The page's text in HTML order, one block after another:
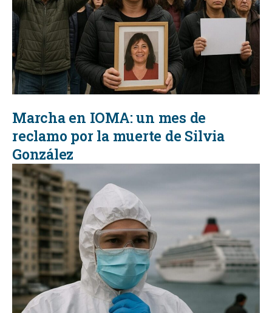
Marcha en IOMA: un mes de
reclamo por la muerte de Silvia
González